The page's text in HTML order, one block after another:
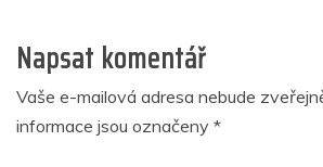
Napsat komentář
Vaše e-mailová adresa nebude
informace jsou označeny *